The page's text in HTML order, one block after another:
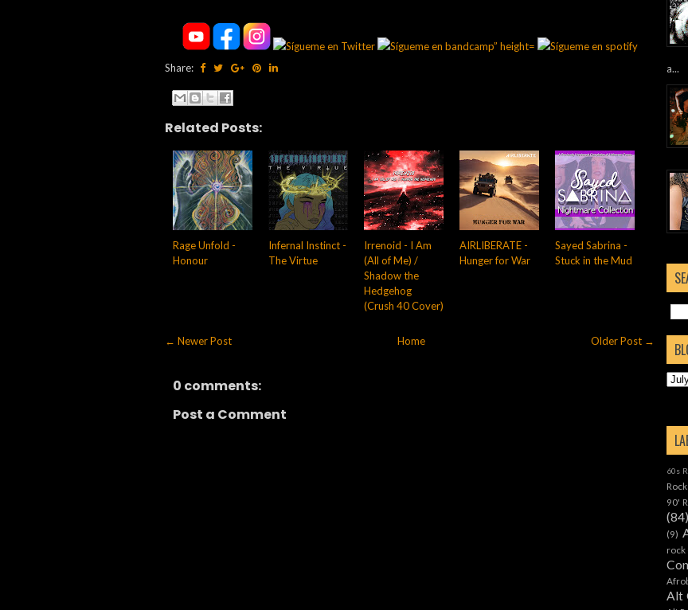
Share:
Related Posts:
Rage Unfold -
Honour
Infernal Instinct -
The Virtue
Irrenoid - I Am
(All of Me) /
Shadow the
Hedgehog
(Crush 40 Cover)
AIRLIBERATE -
Hunger for War
Sayed Sabrina -
Stuck in the Mud
← Newer Post Older Post →
Home
0 comments:
Post a Comment
a...
60s
Rock
90'
(84)
(9)
rock
Alt